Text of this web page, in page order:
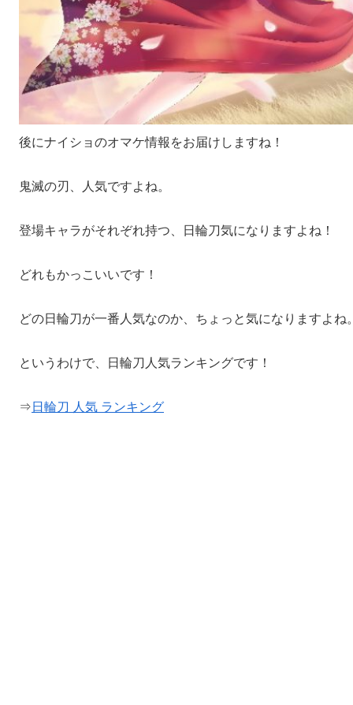
後にナイショのオマケ情報をお届けしますね！
鬼滅の刃、人気ですよね。
登場キャラがそれぞれ持つ、日輪刀気になりますよね！
どれもかっこいいです！
どの日輪刀が一番人気なのか、ちょっと気になりますよね
というわけで、日輪刀人気ランキングです！
⇒ 日輪刀 人気 ランキング